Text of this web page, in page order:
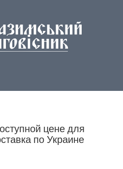
цене для
по Украине